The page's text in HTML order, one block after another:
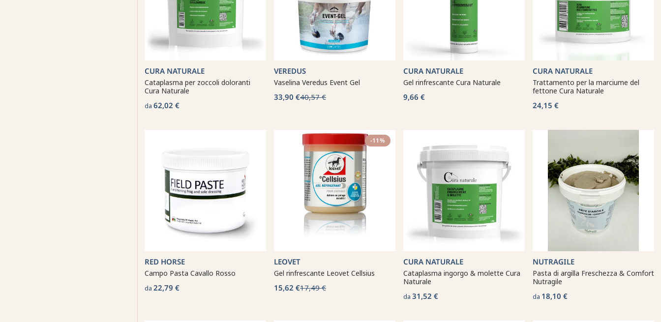
CURA NATURALE
Cataplasma per zoccoli doloranti
Cura Naturale
da 62,02 €
VEREDUS
Vaselina Veredus Event Gel
33,90 €40,57 €
CURA NATURALE
Gel rinfrescante Cura Naturale
9,66 €
CURA NATURALE
Trattamento per la marciume del
fettone Cura Naturale
24,15 €
RED HORSE
Campo Pasta Cavallo Rosso
da 22,79 €
-11%
LEOVET
Gel rinfrescante Leovet Cellsius
15,62 €17,49 €
CURA NATURALE
Cataplasma ingorgo & molette Cura
Naturale
da 31,52 €
NUTRAGILE
Pasta di argilla Freschezza & Comfort
Nutragile
da 18,10 €